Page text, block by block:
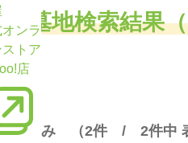
ンラ
ストア
店
墓地検索結果
り込み （2件 / 2件中